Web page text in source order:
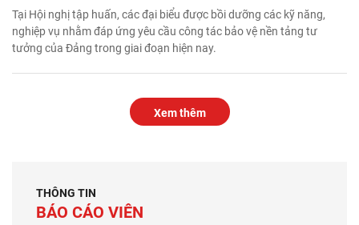
Tại Hội nghị tập huấn, các đại biểu được bồi dưỡng các kỹ năng,
nghiệp vụ nhằm đáp ứng yêu cầu công tác bảo vệ nền tảng tư
tưởng của Đảng trong giai đoạn hiện nay.
Xem thêm
THÔNG TIN
BÁO CÁO VIÊN